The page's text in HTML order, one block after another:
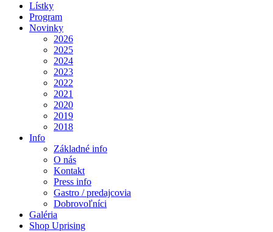
Lístky
Program
Novinky
2026
2025
2024
2023
2022
2021
2020
2019
2018
Info
Základné info
O nás
Kontakt
Press info
Gastro / predajcovia
Dobrovoľníci
Galéria
Shop Uprising